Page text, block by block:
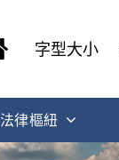
字型大小
法律樞紐